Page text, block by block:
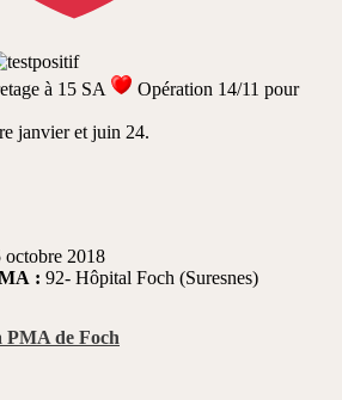
à 15 SA
Opération 14/11 pour
janvier et juin 24.
octobre 2018
: 92- Hôpital Foch (Suresnes)
PMA de Foch